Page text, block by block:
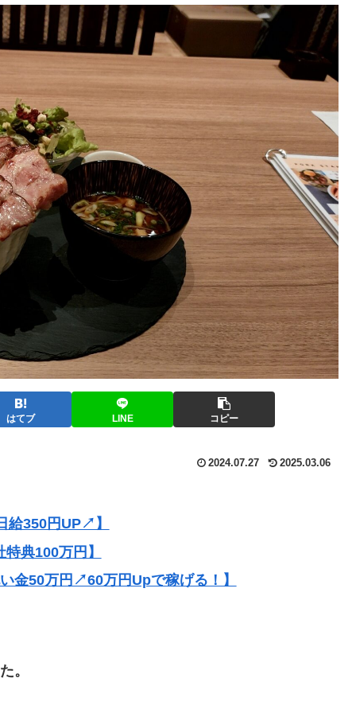
はてブ LINE コピー
2024.07.27 2025.03.06
給350円UP↗】
典100万円】
金50万円↗60万円Upで稼げる！】
。